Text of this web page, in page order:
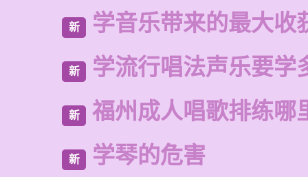
新 学音乐带来的最大收
新 学流行唱法声乐要学
新 福州成人唱歌排练哪
新 学琴的危害